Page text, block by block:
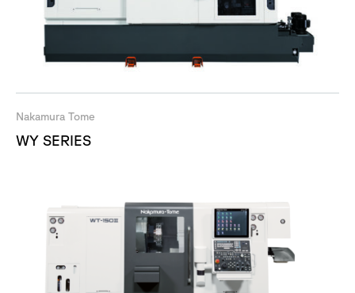
Nakamura Tome
WY SERIES